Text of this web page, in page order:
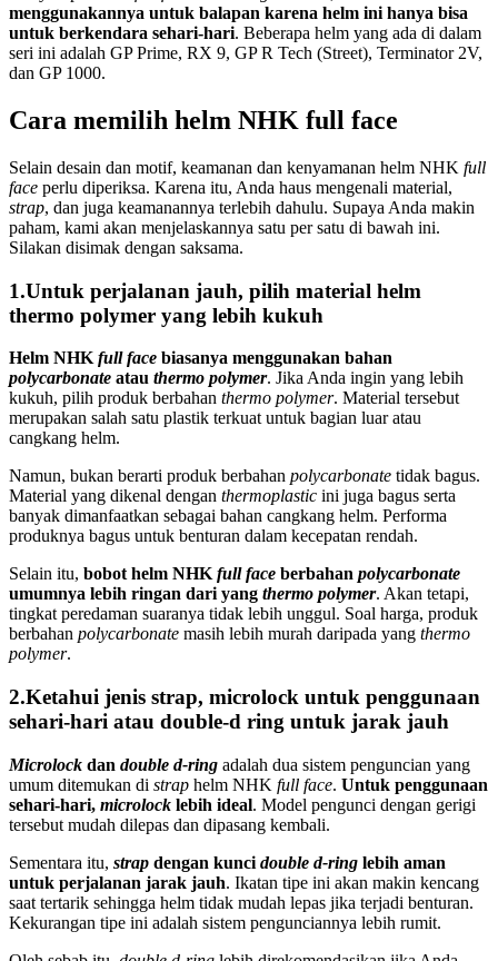
menggunakannya untuk balapan karena helm ini hanya bisa
untuk berkendara sehari-hari. Beberapa helm yang ada di dalam
seri ini adalah GP Prime, RX 9, GP R Tech (Street), Terminator 2V,
dan GP 1000.
Cara memilih helm NHK full face
Selain desain dan motif, keamanan dan kenyamanan helm NHK full
face perlu diperiksa. Karena itu, Anda haus mengenali material,
strap, dan juga keamanannya terlebih dahulu. Supaya Anda makin
paham, kami akan menjelaskannya satu per satu di bawah ini.
Silakan disimak dengan saksama.
1.Untuk perjalanan jauh, pilih material helm
thermo polymer yang lebih kukuh
Helm NHK full face biasanya menggunakan bahan
polycarbonate atau thermo polymer. Jika Anda ingin yang lebih
kukuh, pilih produk berbahan thermo polymer. Material tersebut
merupakan salah satu plastik terkuat untuk bagian luar atau
cangkang helm.
Namun, bukan berarti produk berbahan polycarbonate tidak bagus.
Material yang dikenal dengan thermoplastic ini juga bagus serta
banyak dimanfaatkan sebagai bahan cangkang helm. Performa
produknya bagus untuk benturan dalam kecepatan rendah.
Selain itu, bobot helm NHK full face berbahan polycarbonate
umumnya lebih ringan dari yang thermo polymer. Akan tetapi,
tingkat peredaman suaranya tidak lebih unggul. Soal harga, produk
berbahan polycarbonate masih lebih murah daripada yang thermo
polymer.
2.Ketahui jenis strap, microlock untuk penggunaan
sehari-hari atau double-d ring untuk jarak jauh
Microlock dan double d-ring adalah dua sistem penguncian yang
umum ditemukan di strap helm NHK full face. Untuk penggunaan
sehari-hari, microlock lebih ideal. Model pengunci dengan gerigi
tersebut mudah dilepas dan dipasang kembali.
Sementara itu, strap dengan kunci double d-ring lebih aman
untuk perjalanan jarak jauh. Ikatan tipe ini akan makin kencang
saat tertarik sehingga helm tidak mudah lepas jika terjadi benturan.
Kekurangan tipe ini adalah sistem pengunciannya lebih rumit.